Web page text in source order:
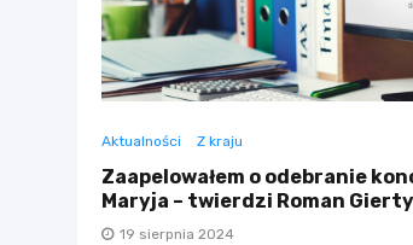
Aktualności Z kraju
Zaapelowałem o odebranie
Maryja – twierdzi Roman
19 sierpnia 2024